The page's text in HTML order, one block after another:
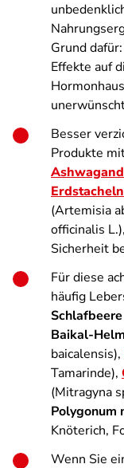
Grund
Effekte auf
Besser
Produkte
(Artemisia
officinalis
Sicherheit
Für diese
häufig
Schlafbeere
Baikal-
baicalensis),
Tamarinde),
(Mitragyna
Polygonum
Knöterich,
Wenn Sie